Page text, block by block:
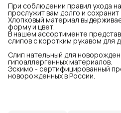
При соблюдении правил ухода
прослужит вам долго и сохранит
Хлопковый материал
форму и цвет.
В нашем ассортименте
слипов с коротким рукавом для
Слип нательный для
гипоаллергенных материалов.
Эскимо - сертифицированный
новорожденных в России.